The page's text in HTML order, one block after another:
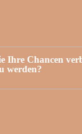
Ihre Chancen
werden?